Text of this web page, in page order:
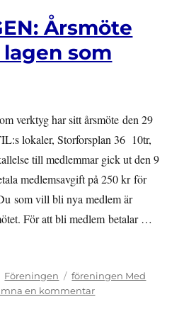
Årsmöte
lagen som
verktyg har sitt årsmöte den 29
lokaler, Storforsplan 36 10tr,
till medlemmar gick ut den 9
medlemsavgift på 250 kr för
som vill bli nya medlem är
För att bli medlem betalar …
Kategorier
Föreningen Etiketter
föreningen Med
en kommentartill